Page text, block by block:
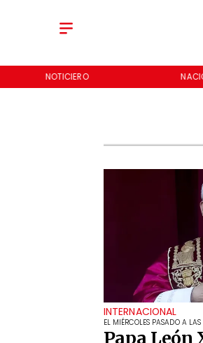
NOTICIERO
INTERNACIONAL
EL MIÉRCOLES PASADO A
Papa León